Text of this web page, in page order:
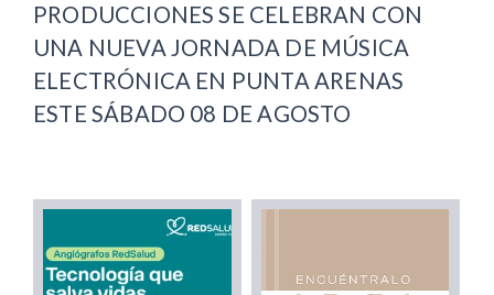
PRODUCCIONES SE CELEBRAN CON
UNA NUEVA JORNADA DE MÚSICA
ELECTRÓNICA EN PUNTA ARENAS
ESTE SÁBADO 08 DE AGOSTO